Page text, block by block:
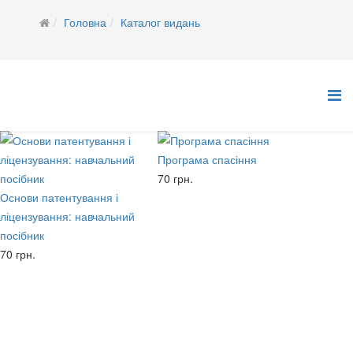
Головна Каталог видань
Основи патентування і
ліцензування: навчальний
посібник
70 грн.
Програма спасіння
70 грн.